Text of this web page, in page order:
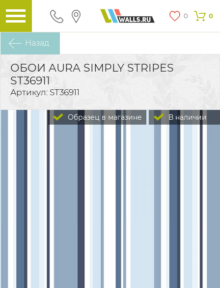
0 0
Назад
ОБОИ AURA SIMPLY STRIPES
ST36911
Артикул: ST36911
В наличии
Образец в магазине